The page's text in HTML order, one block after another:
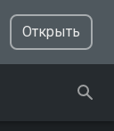
Открыть